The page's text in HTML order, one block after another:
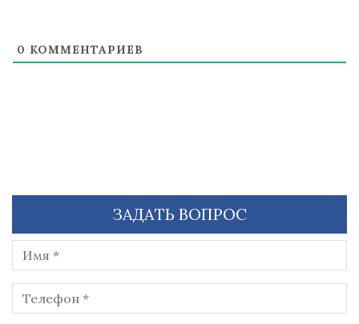
0 КОММЕНТАРИЕВ
ЗАДАТЬ ВОПРОС